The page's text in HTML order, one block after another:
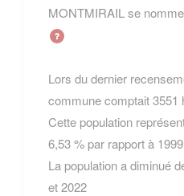
MONTMIRAIL se
Lors du dernier
commune comptait 3551
Cette population
6,53 % par rapport à
La population a diminué
et 2022